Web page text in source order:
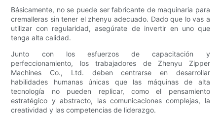
Básicamente, no se puede ser fabricante de maquinaria para
cremalleras sin tener el zhenyu adecuado. Dado que lo vas a
utilizar con regularidad, asegúrate de invertir en uno que
tenga alta calidad.
Junto con los esfuerzos de capacitación y
perfeccionamiento, los trabajadores de Zhenyu Zipper
Machines Co., Ltd. deben centrarse en desarrollar
habilidades humanas únicas que las máquinas de alta
tecnología no pueden replicar, como el pensamiento
estratégico y abstracto, las comunicaciones complejas, la
creatividad y las competencias de liderazgo.